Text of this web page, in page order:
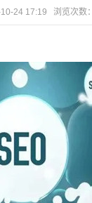
24 17:19 浏览次数：